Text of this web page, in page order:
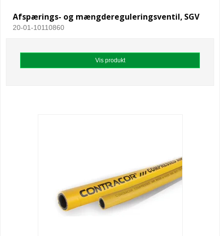
Afspærings- og mængdereguleringsventil, SGV
20-01-10110860
Vis produkt